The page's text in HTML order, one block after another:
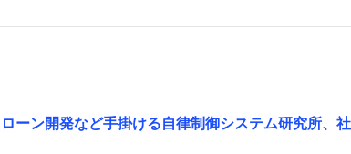
ーン開発など手掛ける自律制御システム研究所、